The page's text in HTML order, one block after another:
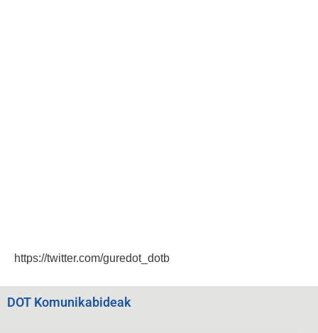
https://twitter.com/guredot_dotb
DOT Komunikabideak